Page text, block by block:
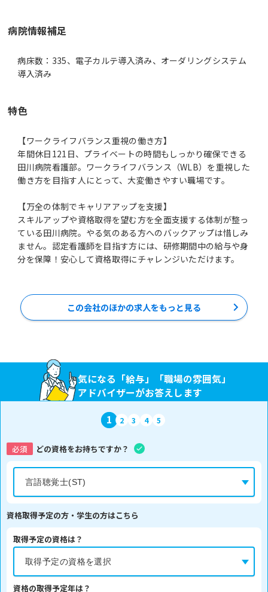
病院情報補足
病床数：335、電子カルテ導入済み、オーダリングシステム
導入済み
特色
【ワークライフバランス重視の働き方】
年間休日121日、プライベートの時間もしっかり確保できる
田川病院看護部。ワークライフバランス（WLB）を重視した
働き方を目指す人にとって、大変働きやすい職場です。
【万全の体制でキャリアアップを支援】
スキルアップや資格取得を望む方を全面支援する体制が整っ
ている田川病院。やる気のある方へのバックアップは惜しみ
ません。認定看護師を目指す方には、研修期間中の給与や身
分を保障！安心して資格取得にチャレンジいただけます。
この会社のほかの求人をもっと見る
気になる「給与」「職場の雰囲気」
アドバイザーがお答えします
1 2 3 4 5
必須 どの資格をお持ちですか？
資格取得予定の方・学生の方はこちら
取得予定の資格は？
資格の取得予定年は？